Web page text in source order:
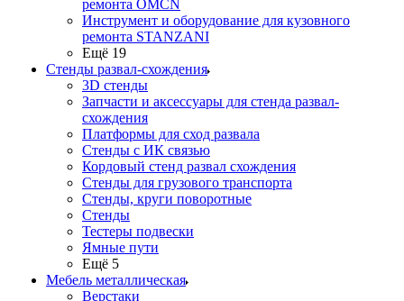
ремонта OMCN
Инструмент и оборудование для кузовного
ремонта STANZANI
Ещё 19
Стенды развал-схождения
3D стенды
Запчасти и аксессуары для стенда развал-
схождения
Платформы для сход развала
Стенды с ИК связью
Кордовый стенд развал схождения
Стенды для грузового транспорта
Стенды, круги поворотные
Стенды
Тестеры подвески
Ямные пути
Ещё 5
Мебель металлическая
Верстаки